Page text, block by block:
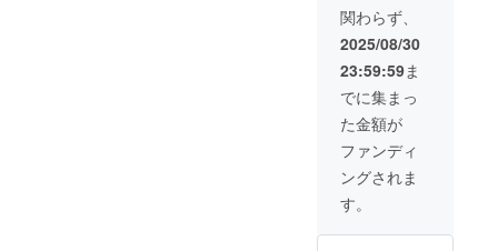
140cm
化粧廻
し風バ
スタオ
ル
(青）
１枚 サ
イズ：
70cmx
140cm
関わらず、
2025/08/30
23:59:59ま
でに集まっ
た金額が
ファンディ
ングされま
す。